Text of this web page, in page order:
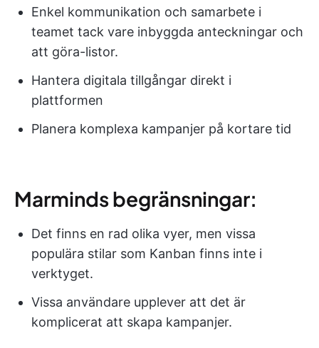
Enkel kommunikation och samarbete i
teamet tack vare inbyggda anteckningar och
att göra-listor.
Hantera digitala tillgångar direkt i
plattformen
Planera komplexa kampanjer på kortare tid
Marminds begränsningar:
Det finns en rad olika vyer, men vissa
populära stilar som Kanban finns inte i
verktyget.
Vissa användare upplever att det är
komplicerat att skapa kampanjer.